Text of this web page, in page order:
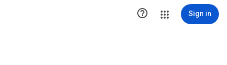
 Sign in